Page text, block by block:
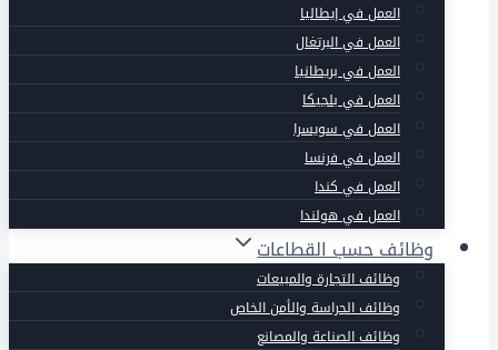
العمل في إيطاليا
العمل في البرتغال
العمل في بريطانيا
العمل في بلجيكا
العمل في سويسرا
العمل في فرنسا
العمل في كندا
العمل في هولندا
وظائف حسب القطاعات
وظائف التجارة والمبيعات
وظائف الحراسة والأمن الخاص
وظائف الصناعة والمصانع